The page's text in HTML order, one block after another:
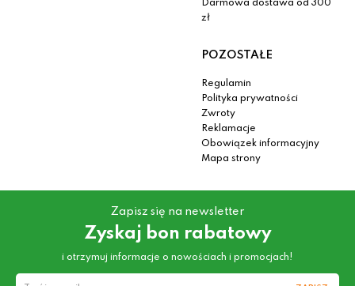
Darmowa dostawa od 300
zł
POZOSTAŁE
Regulamin
Polityka prywatności
Zwroty
Reklamacje
Obowiązek informacyjny
Mapa strony
Zapisz się na newsletter
Zyskaj bon rabatowy
i otrzymuj informacje o nowościach i promocjach!